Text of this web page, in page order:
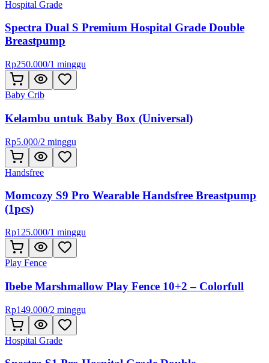
Hospital Grade
Spectra Dual S Premium Hospital Grade Double
Breastpump
Rp250.000/1 minggu
Baby Crib
Kelambu untuk Baby Box (Universal)
Rp5.000/2 minggu
Handsfree
Momcozy S9 Pro Wearable Handsfree Breastpump
(1pcs)
Rp125.000/1 minggu
Play Fence
Ibebe Marshmallow Play Fence 10+2 – Colorfull
Rp149.000/2 minggu
Hospital Grade